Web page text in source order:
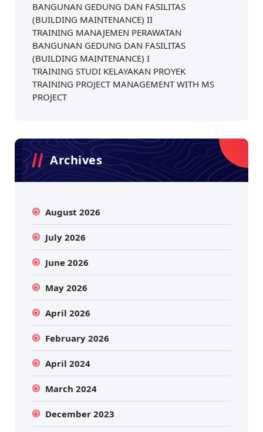
BANGUNAN GEDUNG DAN FASILITAS
(BUILDING MAINTENANCE) II
TRAINING MANAJEMEN PERAWATAN
BANGUNAN GEDUNG DAN FASILITAS
(BUILDING MAINTENANCE) I
TRAINING STUDI KELAYAKAN PROYEK
TRAINING PROJECT MANAGEMENT WITH MS
PROJECT
Archives
August 2026
July 2026
June 2026
May 2026
April 2026
February 2026
April 2024
March 2024
December 2023